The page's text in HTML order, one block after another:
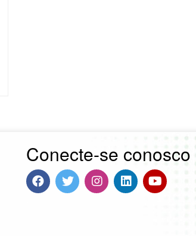
Conecte-se conosco